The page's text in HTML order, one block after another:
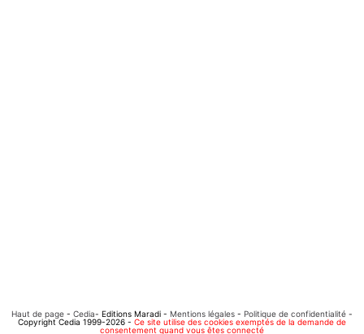
Haut de page - Cedia- Editions Maradi - Mentions légales - Politique de confidentialité -
Copyright Cedia 1999-2026 - Ce site utilise des cookies exemptés de la demande de
consentement quand vous êtes connecté